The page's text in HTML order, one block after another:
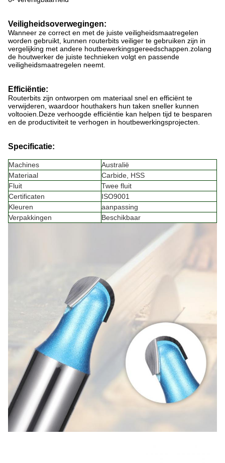
Veiligheidsoverwegingen:
Wanneer ze correct en met de juiste veiligheidsmaatregelen
worden gebruikt, kunnen routerbits veiliger te gebruiken zijn in
vergelijking met andere houtbewerkingsgereedschappen.zolang
de houtwerker de juiste technieken volgt en passende
veiligheidsmaatregelen neemt.
Efficiëntie:
Routerbits zijn ontworpen om materiaal snel en efficiënt te
verwijderen, waardoor houthakers hun taken sneller kunnen
voltooien.Deze verhoogde efficiëntie kan helpen tijd te besparen
en de productiviteit te verhogen in houtbewerkingsprojecten.
Specificatie:
Machines
Australië
Materiaal
Carbide, HSS
Fluit
Twee fluit
Certificaten
ISO9001
Kleuren
aanpassing
Verpakkingen
Beschikbaar